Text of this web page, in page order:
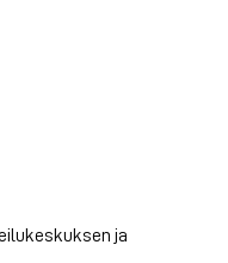
ja